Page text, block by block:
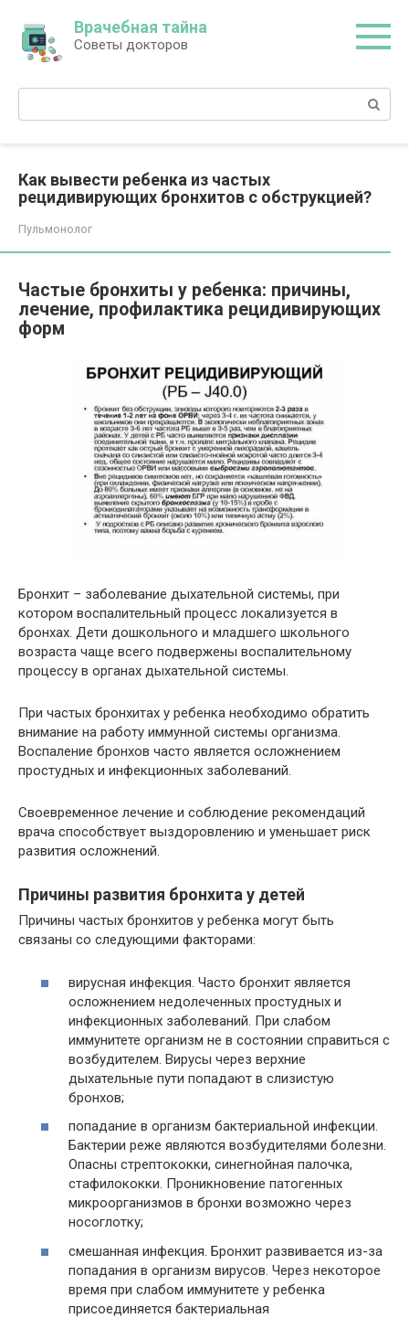
контенту
Врачебная тайна
Советы докторов
Поиск:
Как вывести ребенка из частых
рецидивирующих бронхитов с обструкцией?
Пульмонолог
Частые бронхиты у ребенка: причины,
лечение, профилактика рецидивирующих
форм
Бронхит – заболевание дыхательной системы, при
котором воспалительный процесс локализуется в
бронхах. Дети дошкольного и младшего школьного
возраста чаще всего подвержены воспалительному
процессу в органах дыхательной системы.
При частых бронхитах у ребенка необходимо обратить
внимание на работу иммунной системы организма.
Воспаление бронхов часто является осложнением
простудных и инфекционных заболеваний.
Своевременное лечение и соблюдение рекомендаций
врача способствует выздоровлению и уменьшает риск
развития осложнений.
Причины развития бронхита у детей
Причины частых бронхитов у ребенка могут быть
связаны со следующими факторами:
вирусная инфекция. Часто бронхит является
осложнением недолеченных простудных и
инфекционных заболеваний. При слабом
иммунитете организм не в состоянии справиться с
возбудителем. Вирусы через верхние
дыхательные пути попадают в слизистую
бронхов;
попадание в организм бактериальной инфекции.
Бактерии реже являются возбудителями болезни.
Опасны стрептококки, синегнойная палочка,
стафилококки. Проникновение патогенных
микроорганизмов в бронхи возможно через
носоглотку;
смешанная инфекция. Бронхит развивается из-за
попадания в организм вирусов. Через некоторое
время при слабом иммунитете у ребенка
присоединяется бактериальная